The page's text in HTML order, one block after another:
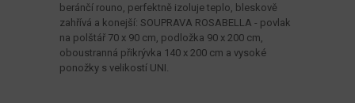
beránčí rouno, perfektně izoluje teplo, bleskově
zahřívá a konejší: SOUPRAVA ROSABELLA - povlak
na polštář 70 x 90 cm, podložka 90 x 200 cm,
oboustranná přikrývka 140 x 200 cm a vysoké
ponožky s velikostí UNI.